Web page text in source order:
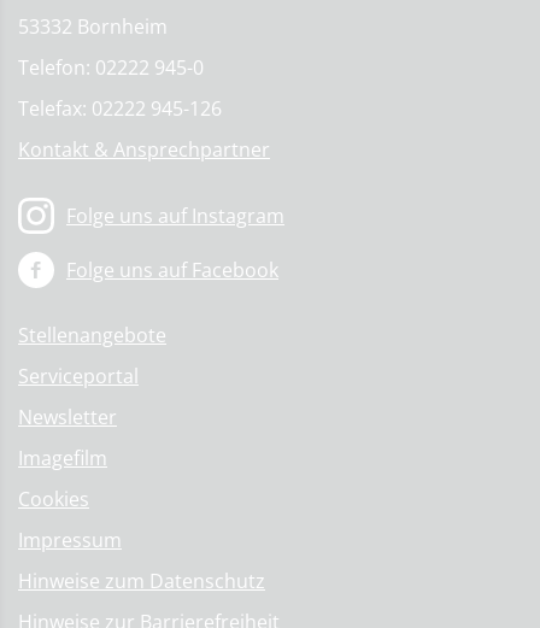
53332 Bornheim
Telefon: 02222 945-0
Telefax: 02222 945-126
Kontakt & Ansprechpartner
Folge uns auf Instagram
Folge uns auf Facebook
Stellenangebote
Serviceportal
Newsletter
Imagefilm
Cookies
Impressum
Hinweise zum Datenschutz
Hinweise zur Barrierefreiheit